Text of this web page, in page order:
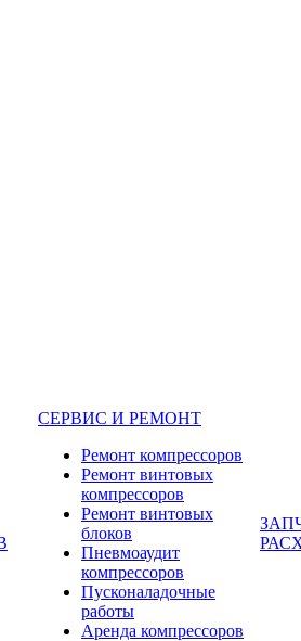
СЕРВИС И РЕМОНТ
Ремонт компрессоров
Ремонт винтовых
компрессоров
Ремонт винтовых
блоков
Пневмоаудит
компрессоров
Пусконаладочные
работы
Аренда компрессоров